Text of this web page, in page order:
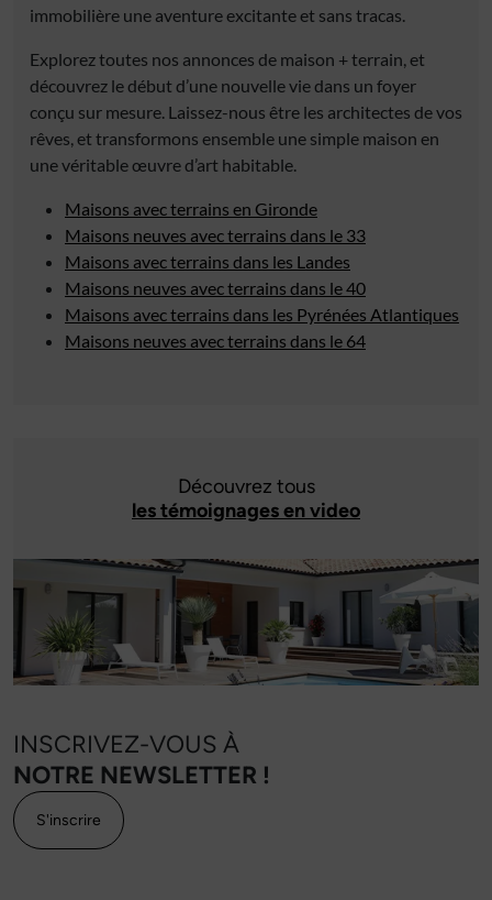
immobilière une aventure excitante et sans tracas.
Explorez toutes nos annonces de maison + terrain, et
découvrez le début d’une nouvelle vie dans un foyer
conçu sur mesure. Laissez-nous être les architectes de vos
rêves, et transformons ensemble une simple maison en
une véritable œuvre d’art habitable.
Maisons avec terrains en Gironde
Maisons neuves avec terrains dans le 33
Maisons avec terrains dans les Landes
Maisons neuves avec terrains dans le 40
Maisons avec terrains dans les Pyrénées Atlantiques
Maisons neuves avec terrains dans le 64
Découvrez tous
les témoignages en video
INSCRIVEZ-VOUS À
NOTRE NEWSLETTER !
S'inscrire